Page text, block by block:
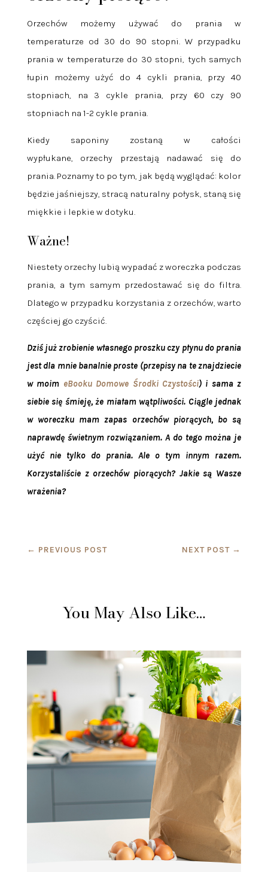
Orzechów możemy używać do prania w
temperaturze od 30 do 90 stopni. W przypadku
prania w temperaturze do 30 stopni, tych samych
łupin możemy użyć do 4 cykli prania, przy 40
stopniach, na 3 cykle prania, przy 60 czy 90
stopniach na 1-2 cykle prania.
Kiedy saponiny zostaną w całości
wypłukane,
orzechy przestają nadawać się do
prania. Poznamy to po tym, jak będą wyglądać: kolor
będzie jaśniejszy, stracą naturalny połysk, staną się
miękkie i lepkie w dotyku.
Ważne!
Niestety orzechy lubią wypadać z woreczka podczas
prania, a tym samym przedostawać się do filtra.
Dlatego w przypadku korzystania z orzechów, warto
częściej go czyścić.
Dziś już zrobienie własnego proszku czy płynu do prania
jest dla mnie banalnie proste (przepisy na te znajdziecie
w moim eBooku Domowe Środki Czystości) i sama z
siebie się śmieję, że miałam wątpliwości. Ciągle jednak
w woreczku mam zapas orzechów piorących, bo są
naprawdę świetnym rozwiązaniem. A do tego można je
użyć nie tylko do prania. Ale o tym innym razem.
Korzystaliście z orzechów piorących? Jakie są Wasze
wrażenia?
← PREVIOUS POST NEXT POST →
You May Also Like…